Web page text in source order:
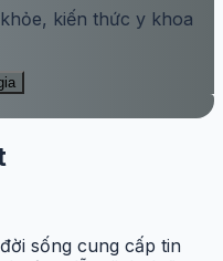
kiến thức y khoa
sống cung cấp tin